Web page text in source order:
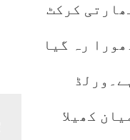
کرکٹ
رہ گیا
کھیلا